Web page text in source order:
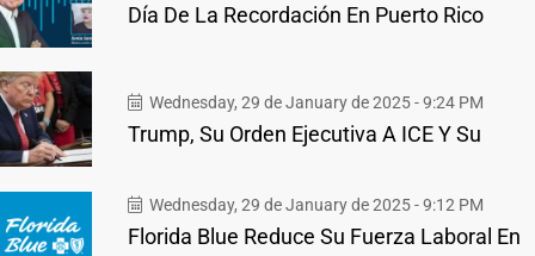
Día De La Recordación En Puerto Rico
Wednesday, 29 de January de 2025 - 9:24 PM
Trump, Su Orden Ejecutiva A ICE Y Su
Wednesday, 29 de January de 2025 - 9:12 PM
Florida Blue Reduce Su Fuerza Laboral En